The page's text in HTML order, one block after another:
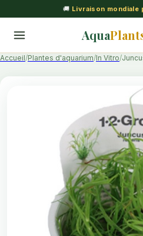
🚚 Livraison mondiale
Aqua
Accueil Plantes d'aquarium In Vitro